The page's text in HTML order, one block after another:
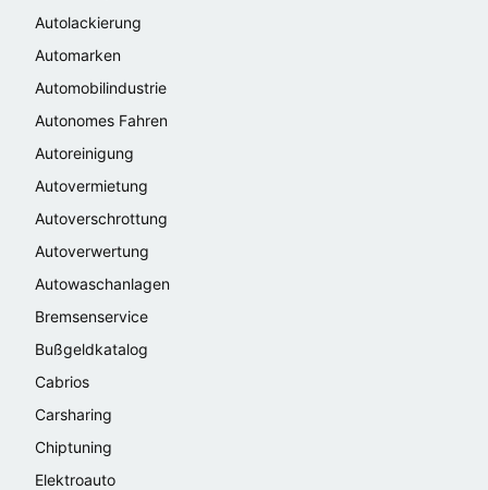
Autolackierung
Automarken
Automobilindustrie
Autonomes Fahren
Autoreinigung
Autovermietung
Autoverschrottung
Autoverwertung
Autowaschanlagen
Bremsenservice
Bußgeldkatalog
Cabrios
Carsharing
Chiptuning
Elektroauto